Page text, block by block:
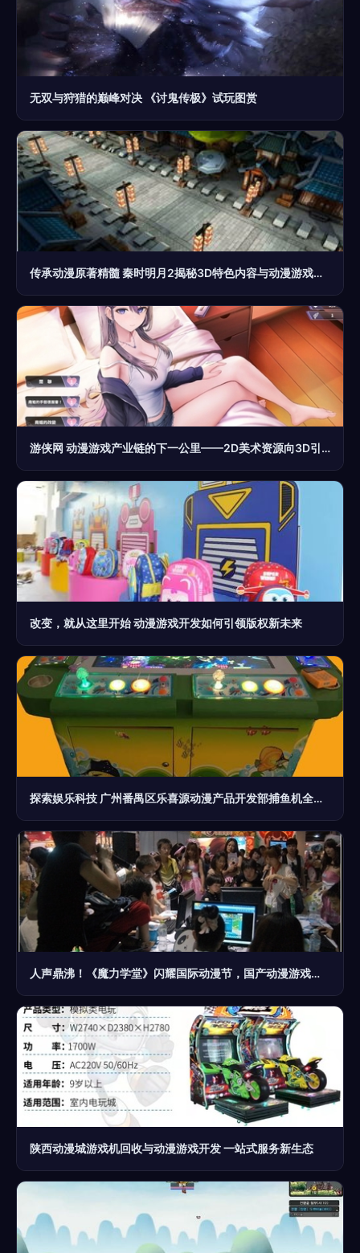
无双与狩猎的巅峰对决 《讨鬼传极》试玩图赏
传承动漫原著精髓 秦时明月2揭秘3D特色内容与动漫游戏开发的艺术
游侠网 动漫游戏产业链的下一公里——2D美术资源向3D引擎的内容游荡
改变，就从这里开始 动漫游戏开发如何引领版权新未来
探索娱乐科技 广州番禺区乐喜源动漫产品开发部捕鱼机全解析
人声鼎沸！《魔力学堂》闪耀国际动漫节，国产动漫游戏开发引热潮
陕西动漫城游戏机回收与动漫游戏开发 一站式服务新生态